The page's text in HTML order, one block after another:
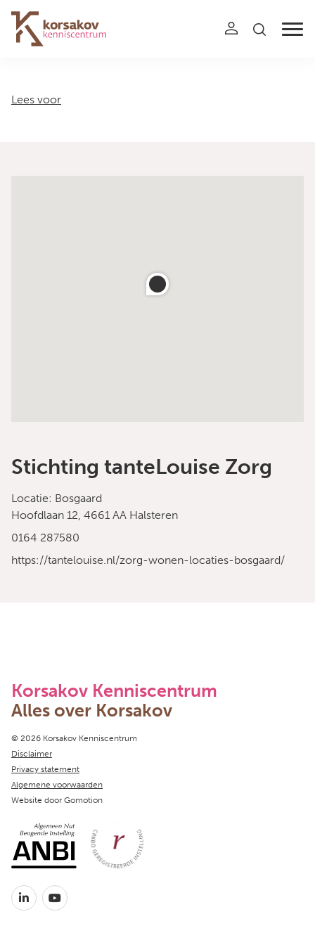
Navigation
Lees voor
Stichting tanteLouise Zorg
Locatie: Bosgaard
Hoofdlaan 12, 4661 AA Halsteren
0164 287580
https://tantelouise.nl/zorg-wonen-locaties-bosgaard/
Korsakov Kenniscentrum
Alles over Korsakov
Copyright navigation
© 2026 Korsakov Kenniscentrum
Disclaimer
Privacy statement
Algemene voorwaarden
Website door Gomotion